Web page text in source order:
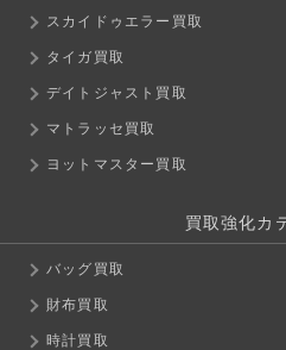
スカイドゥエラー買取
タイガ買取
デイトジャスト買取
マトラッセ買取
ヨットマスター買取
買取強化カ
バッグ買取
財布買取
時計買取